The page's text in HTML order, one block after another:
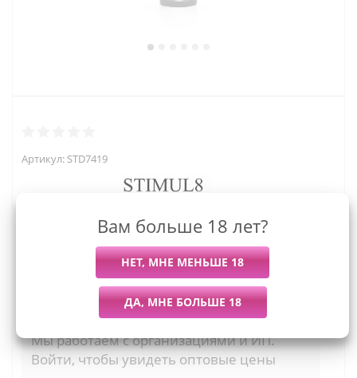
Артикул: STD7419
Последний раз купили
Более 7 дней назад
Всего купили
606 штук
Мы работаем с организациями и ИП.
Войти, чтобы увидеть оптовые цены
Вам больше 18 лет?